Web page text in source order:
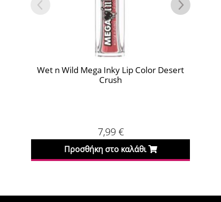
Wet n Wild Mega Inky Lip Color Desert
Προσθήκη στο καλάθι